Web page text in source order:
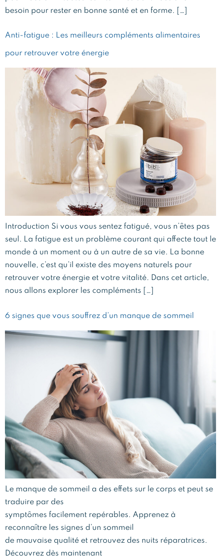
besoin pour rester en bonne santé et en forme. […]
Anti-fatigue : Les meilleurs compléments alimentaires
pour retrouver votre énergie
Introduction Si vous vous sentez fatigué, vous n’êtes pas
seul. La fatigue est un problème courant qui affecte tout le
monde à un moment ou à un autre de sa vie. La bonne
nouvelle, c’est qu’il existe des moyens naturels pour
retrouver votre énergie et votre vitalité. Dans cet article,
nous allons explorer les compléments […]
6 signes que vous souffrez d’un manque de sommeil
Le manque de sommeil a des effets sur le corps et peut se
traduire par des
symptômes facilement repérables. Apprenez à
reconnaître les signes d’un sommeil
de mauvaise qualité et retrouvez des nuits réparatrices.
Découvrez dès maintenant